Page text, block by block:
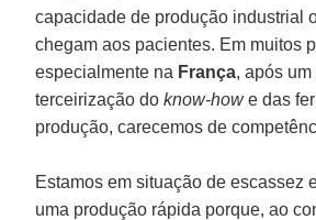
capacidade de produção industrial
chegam aos pacientes. Em muitos
especialmente na França, após
terceirização doknow-howe das
produção, carecemos de
Estamos em situação de escassez
uma produção rápida porque, ao